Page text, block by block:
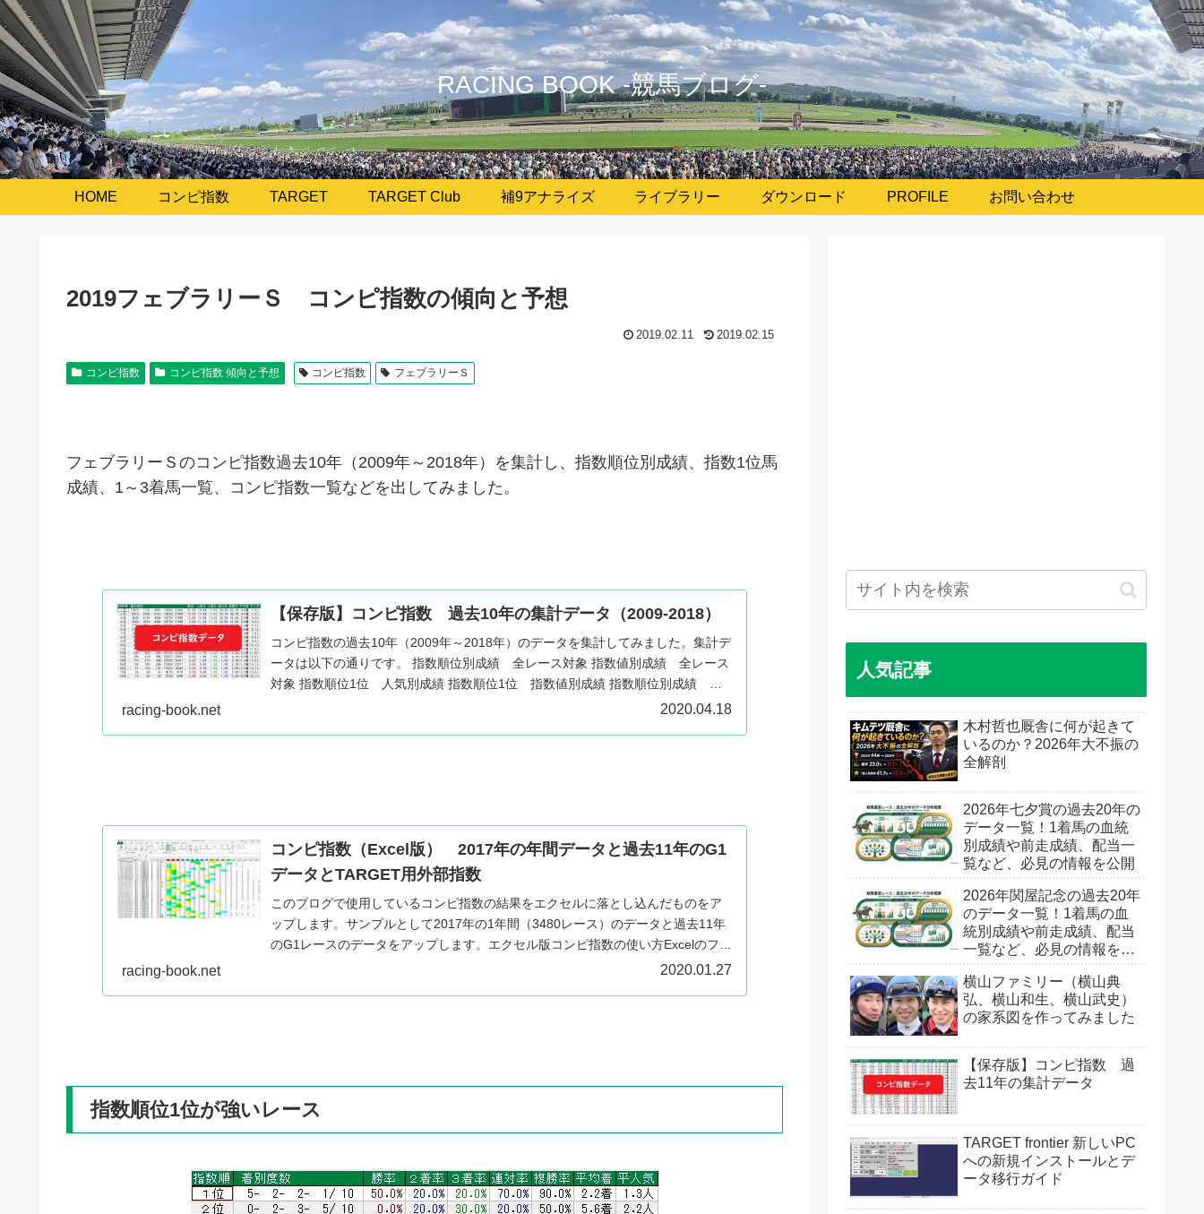
RACING BOOK -競馬ブログ-
HOME コンピ指数 TARGET TARGET Club 補9アナライズ ライブラリー ダウンロード PROFILE お問い合わせ
2019フェブラリーＳ コンピ指数の傾向と予想
2019.02.11 2019.02.15
コンピ指数 コンピ指数 傾向と予想 コンピ指数 フェブラリーＳ
フェブラリーＳのコンピ指数過去10年（2009年～2018年）を集計し、指数順位別成績、指数1位馬
成績、1～3着馬一覧、コンピ指数一覧などを出してみました。
【保存版】コンピ指数 過去10年の集計データ（2009-2018）
コンピ指数の過去10年（2009年～2018年）のデータを集計してみました。集計デ
ータは以下の通りです。 指数順位別成績 全レース対象 指数値別成績 全レース
対象 指数順位1位 人気別成績 指数順位1位 指数値別成績 指数順位別成績 重
racing-book.net 2020.04.18
コンピ指数（Excel版） 2017年の年間データと過去11年のG1
データとTARGET用外部指数
このブログで使用しているコンピ指数の結果をエクセルに落とし込んだものをア
ップします。サンプルとして2017年の1年間（3480レース）のデータと過去11年
のG1レースのデータをアップします。エクセル版コンピ指数の使い方Excelのファ
racing-book.net 2020.01.27
指数順位1位が強いレース
人気記事
木村哲也厩舎に何が起きて
いるのか？2026年大不振の
全解剖
2026年七夕賞の過去20年の
データ一覧！1着馬の血統
別成績や前走成績、配当一
覧など、必見の情報を公開
2026年関屋記念の過去20年
のデータ一覧！1着馬の血
統別成績や前走成績、配当
一覧など、必見の情報を公
横山ファミリー（横山典
弘、横山和生、横山武史）
の家系図を作ってみました
【保存版】コンピ指数 過
去11年の集計データ
TARGET frontier 新しいPC
への新規インストールとデ
ータ移行ガイド